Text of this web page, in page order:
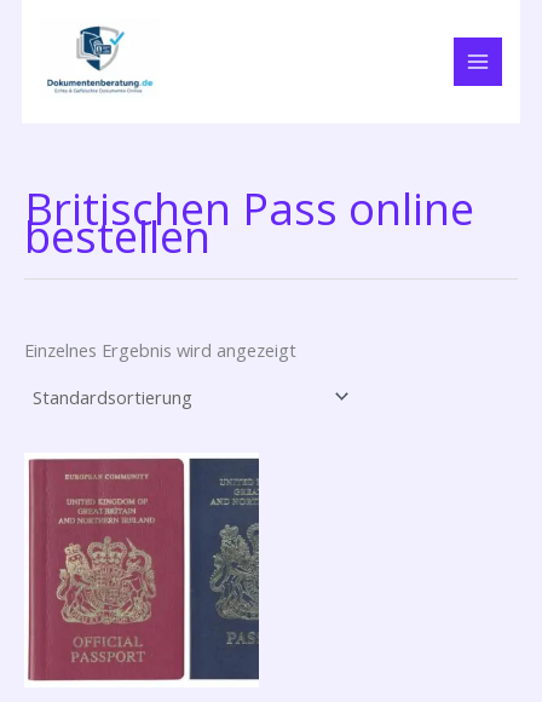
Britischen Pass online
bestellen
Einzelnes Ergebnis wird angezeigt